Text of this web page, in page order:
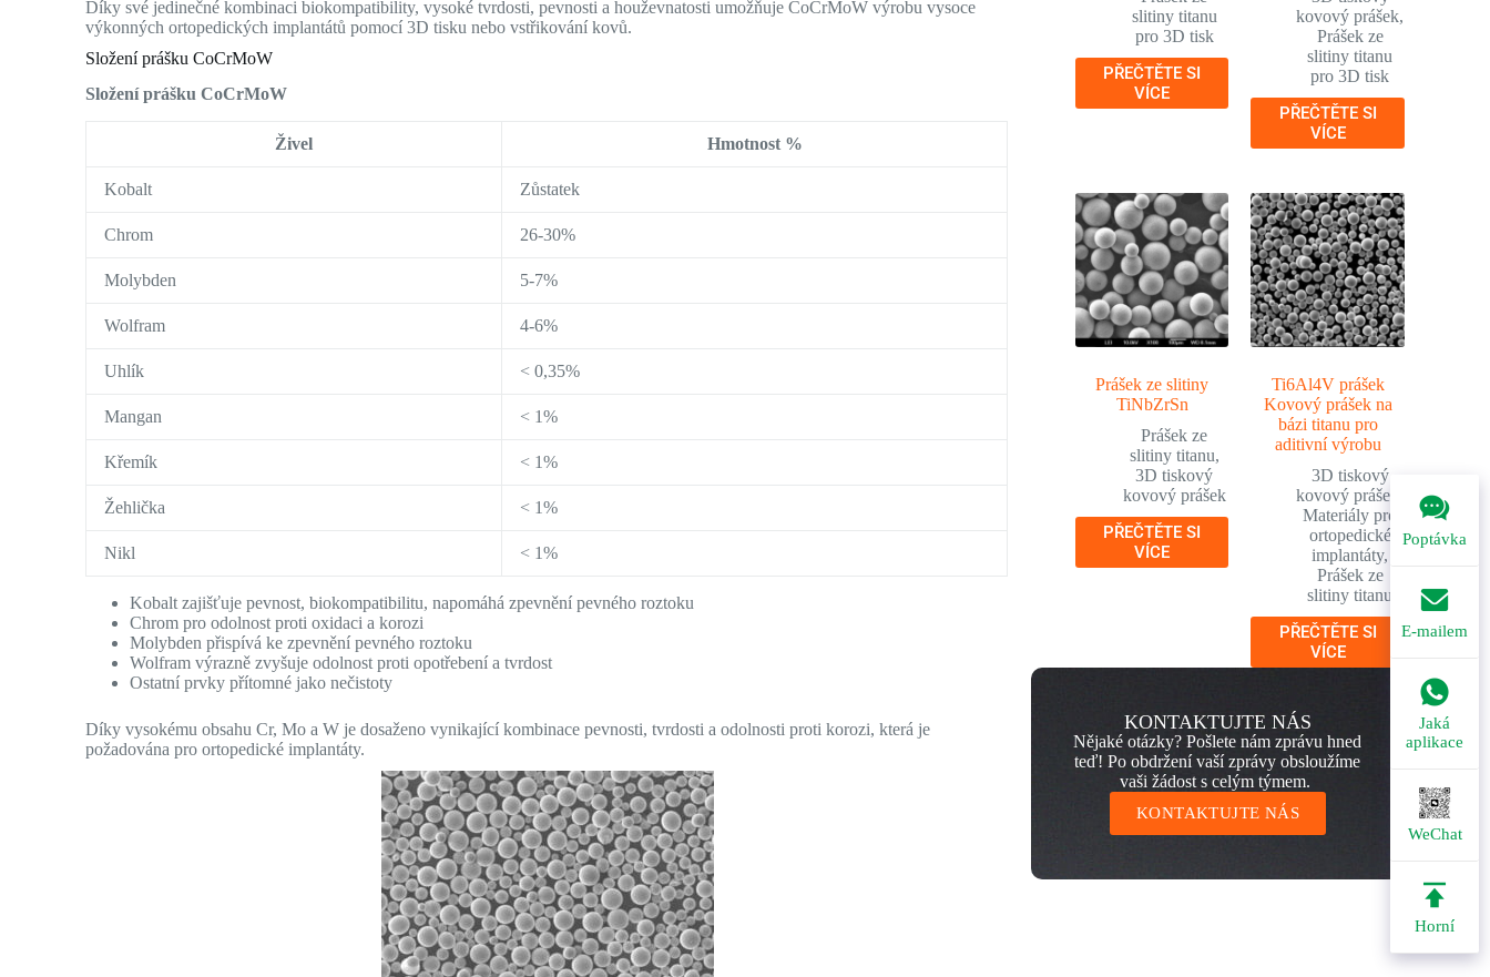
Poptávka
E-mailem
Jaká
aplikace
WeChat
Horní
Díky své jedinečné kombinaci biokompatibility, vysoké tvrdosti, pevnosti a houževnatosti umožňuje CoCrMoW výrobu vysoce
výkonných ortopedických implantátů pomocí 3D tisku nebo vstřikování kovů.
Složení prášku CoCrMoW
Složení prášku CoCrMoW
Živel Hmotnost %
Kobalt Zůstatek
Chrom 26-30%
Molybden 5-7%
Wolfram 4-6%
Uhlík < 0,35%
Mangan < 1%
Křemík < 1%
Žehlička < 1%
Nikl < 1%
Kobalt zajišťuje pevnost, biokompatibilitu, napomáhá zpevnění pevného roztoku
Chrom pro odolnost proti oxidaci a korozi
Molybden přispívá ke zpevnění pevného roztoku
Wolfram výrazně zvyšuje odolnost proti opotřebení a tvrdost
Ostatní prvky přítomné jako nečistoty
Díky vysokému obsahu Cr, Mo a W je dosaženo vynikající kombinace pevnosti, tvrdosti a odolnosti proti korozi, která je
požadována pro ortopedické implantáty.
slitiny titanu
pro 3D tisk
PŘEČTĚTE SI
VÍCE
kovový prášek,
Prášek ze
slitiny titanu
pro 3D tisk
PŘEČTĚTE SI
VÍCE
Prášek ze slitiny
TiNbZrSn
Prášek ze
slitiny titanu,
3D tiskový
kovový prášek
PŘEČTĚTE SI
VÍCE
Ti6Al4V prášek
Kovový prášek na
bázi titanu pro
aditivní výrobu
3D tiskový
kovový prášek
Materiály pro
ortopedické
implantáty,
Prášek ze
slitiny titanu
PŘEČTĚTE SI
VÍCE
KONTAKTUJTE NÁS
Nějaké otázky? Pošlete nám zprávu hned
teď! Po obdržení vaší zprávy obsloužíme
vaši žádost s celým týmem.
KONTAKTUJTE NÁS